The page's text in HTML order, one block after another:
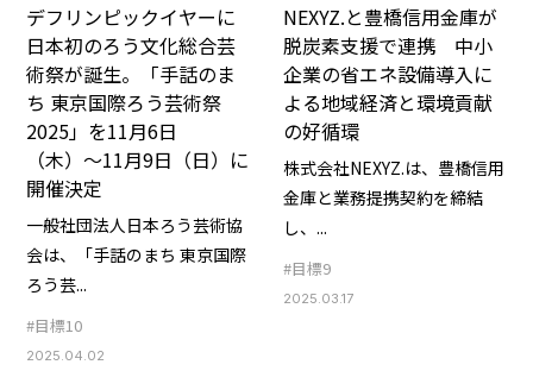
デフリンピックイヤーに
日本初のろう文化総合芸
術祭が誕生。「手話のま
ち 東京国際ろう芸術祭
2025」を11月6日
（木）〜11月9日（日）に
開催決定
一般社団法人日本ろう芸術協
会は、「手話のまち 東京国際
ろう芸...
#目標10
2025.04.02
NEXYZ.と豊橋信用金庫が
脱炭素支援で連携 中小
企業の省エネ設備導入に
よる地域経済と環境貢献
の好循環
株式会社NEXYZ.は、豊橋信用
金庫と業務提携契約を締結
し、...
#目標9
2025.03.17